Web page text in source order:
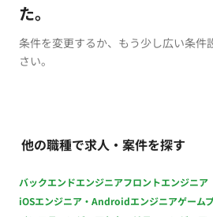
た。
条件を変更するか、もう少し広い条件
さい。
他の職種で求人・案件を探す
バックエンドエンジニアフロントエンジニア
iOSエンジニア・Androidエンジニアゲーム